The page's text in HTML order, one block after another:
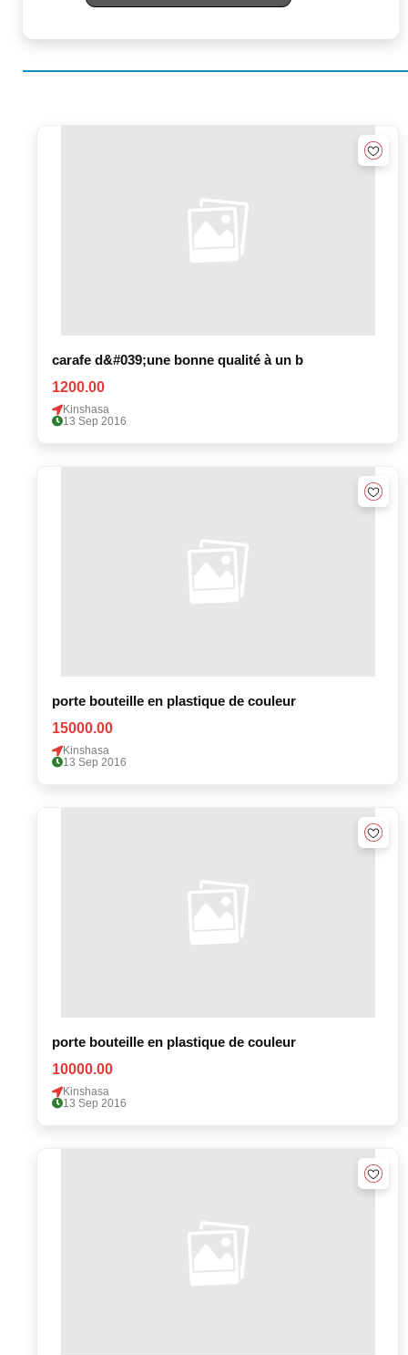
carafe d&#039;une bonne qualité à un b
1200.00
Kinshasa
13 Sep 2016
porte bouteille en plastique de couleur
15000.00
Kinshasa
13 Sep 2016
porte bouteille en plastique de couleur
10000.00
Kinshasa
13 Sep 2016